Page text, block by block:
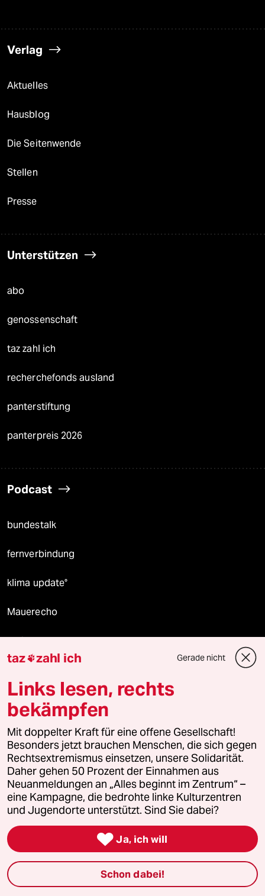
Verlag
Aktuelles
Hausblog
Die Seitenwende
Stellen
Presse
Unterstützen
abo
genossenschaft
taz zahl ich
recherchefonds ausland
panterstiftung
panterpreis 2026
Podcast
bundestalk
fernverbindung
klima update°
Mauerecho
Freie Rede
team zukunft
taz frisch
taz zahl ich
taz lab Infobrief
taz zahl ich Gerade nicht
Links lesen, rechts
bekämpfen
Mit doppelter Kraft für eine offene Gesellschaft!
Besonders jetzt brauchen Menschen, die sich gegen
Rechtsextremismus einsetzen, unsere Solidarität.
Daher gehen 50 Prozent der Einnahmen aus
Neuanmeldungen an „Alles beginnt im Zentrum“ –
eine Kampagne, die bedrohte linke Kulturzentren
und Jugendorte unterstützt. Sind Sie dabei?
 Ja, ich will
Schon dabei!